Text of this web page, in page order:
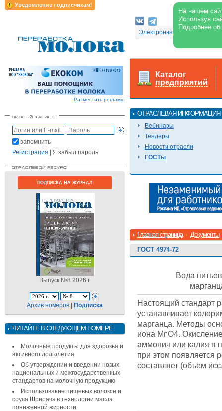
Уведомление подписчикам!
На нашем
Используя
Подробнее
Электронная версия
Разместить рекламу
запомнить
Регистрация | Я забыл пароль
ПОДПИСКА НА ЖУРНАЛ
Выпуск №8 2026 г.
Архив номеров |Подписка
ЧИТАЙТЕ В СЛЕДУЮЩЕМ НОМЕРЕ
Молочные продукты для здоровья и
активного долголетия
Об утверждении и введении новых
национальных и межгосударственных
стандартов на молочную продукцию
Использование пищевых волокон и
соуса Шрирача в технологии масла
пониженной жирности
Каталог
предприятий
ОТРАСЛЕВАЯ ИНФОРМАЦИЯ
Вебинары
Тендеры
Новости отрасли
ГОСТы
Главная страница Документы
ГОСТ 4974-72
Вода
Настоящий стандарт
устанавливает
марганца. Методы
иона MnO4.
аммония или калия в
при этом появляется
составляет (объем